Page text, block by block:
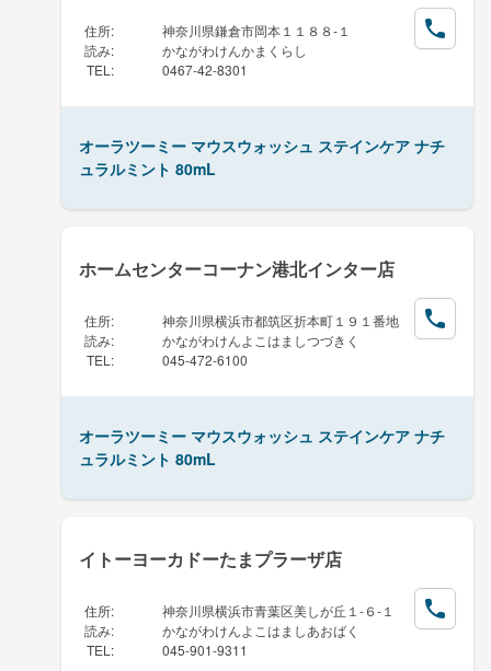
住所:
神奈川県鎌倉市岡本１１８８-１
読み:
かながわけんかまくらし
TEL : 0467-42-8301
オーラツーミー マウスウォッシュ ステインケア ナチ
ュラルミント 80mL
ホームセンターコーナン港北インター店
住所:
神奈川県横浜市都筑区折本町１９１番地
読み:
かながわけんよこはましつづきく
TEL : 045-472-6100
オーラツーミー マウスウォッシュ ステインケア ナチ
ュラルミント 80mL
イトーヨーカドーたまプラーザ店
住所:
神奈川県横浜市青葉区美しが丘１-６-１
読み:
かながわけんよこはましあおばく
TEL : 045-901-9311